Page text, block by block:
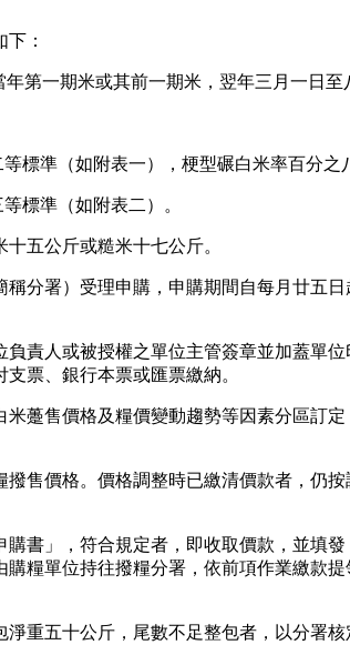
：
第一期米或其前一期米，翌年三月一日
標準（如附表一），梗型碾白米率百分之
標準（如附表二）。
五公斤或糙米十七公斤。
分署）受理申購，申購期間自每月廿五
責人或被授權之單位主管簽章並加蓋單
票、銀行本票或匯票繳納。
躉售價格及糧價變動趨勢等因素分區訂
售價格。價格調整時已繳清價款者，仍
書」，符合規定者，即收取價款，並填
糧單位持往撥糧分署，依前項作業繳款
重五十公斤，尾數不足整包者，以分署